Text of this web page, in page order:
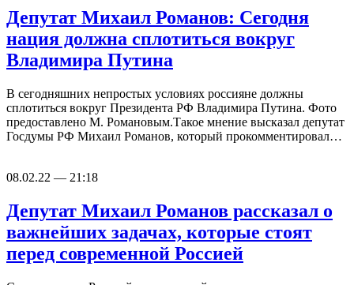
Депутат Михаил Романов: Сегодня
нация должна сплотиться вокруг
Владимира Путина
В сегодняшних непростых условиях россияне должны
сплотиться вокруг Президента РФ Владимира Путина. Фото
предоставлено М. Романовым.Такое мнение высказал депутат
Госдумы РФ Михаил Романов, который прокомментировал…
08.02.22 — 21:18
Депутат Михаил Романов рассказал о
важнейших задачах, которые стоят
перед современной Россией